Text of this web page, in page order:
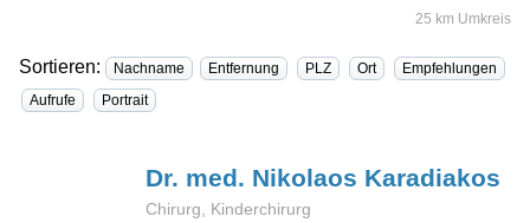
25 km Umkreis
Sortieren: Nachname Entfernung PLZ Ort
Empfehlungen
Aufrufe
Portrait
Dr. med. Nikolaos Karadiakos
Chirurg, Kinderchirurg